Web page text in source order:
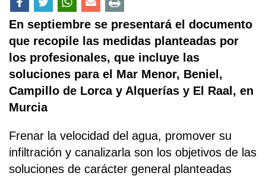
En septiembre se presentará el documento
que recopile las medidas planteadas por
los profesionales, que incluye las
soluciones para el Mar Menor, Beniel,
Campillo de Lorca y Alquerías y El Raal, en
Murcia
Frenar la velocidad del agua, promover su
infiltración y canalizarla son los objetivos de las
soluciones de carácter general planteadas